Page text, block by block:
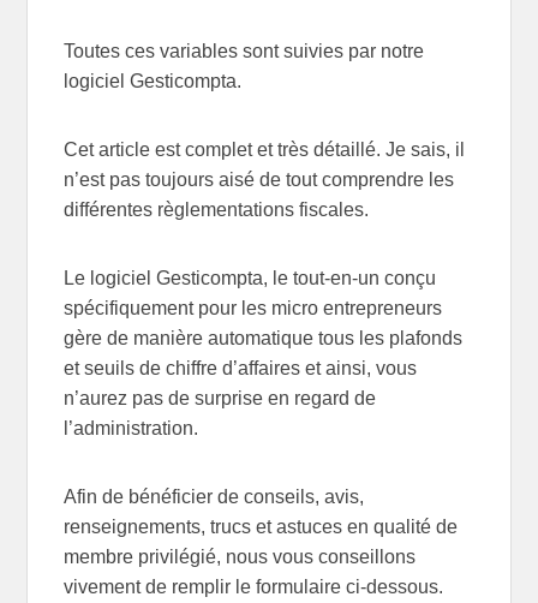
Toutes ces variables sont suivies par notre
logiciel Gesticompta.
Cet article est complet et très détaillé. Je sais, il
n’est pas toujours aisé de tout comprendre les
différentes règlementations fiscales.
Le logiciel Gesticompta, le tout-en-un conçu
spécifiquement pour les micro entrepreneurs
gère de manière automatique tous les plafonds
et seuils de chiffre d’affaires et ainsi, vous
n’aurez pas de surprise en regard de
l’administration.
Afin de bénéficier de conseils, avis,
renseignements, trucs et astuces en qualité de
membre privilégié, nous vous conseillons
vivement de remplir le formulaire ci-dessous.